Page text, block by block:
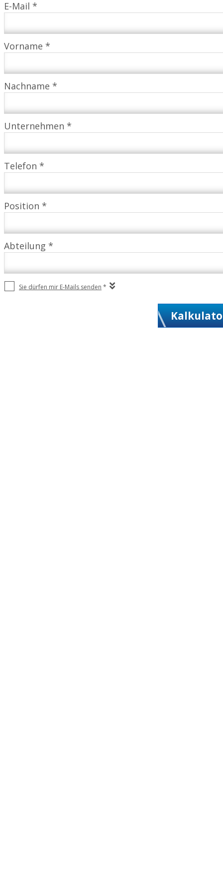
E-Mail *
Vorname *
Nachname *
Unternehmen *
Telefon *
Position *
Abteilung *
Sie dürfen mir E-Mails senden *